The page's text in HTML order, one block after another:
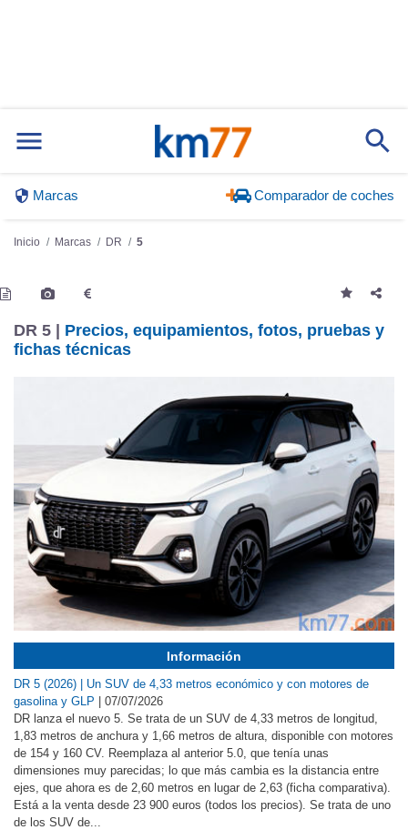
Marcas Comparador de coches
Inicio Marcas DR 5
DR 5 | Precios, equipamientos, fotos, pruebas y
fichas técnicas
Información
DR 5 (2026) | Un SUV de 4,33 metros económico y con motores de
gasolina y GLP | 07/07/2026
DR lanza el nuevo 5. Se trata de un SUV de 4,33 metros de longitud,
1,83 metros de anchura y 1,66 metros de altura, disponible con motores
de 154 y 160 CV. Reemplaza al anterior 5.0, que tenía unas
dimensiones muy parecidas; lo que más cambia es la distancia entre
ejes, que ahora es de 2,60 metros en lugar de 2,63 (ficha comparativa).
Está a la venta desde 23 900 euros (todos los precios). Se trata de uno
de los SUV de...